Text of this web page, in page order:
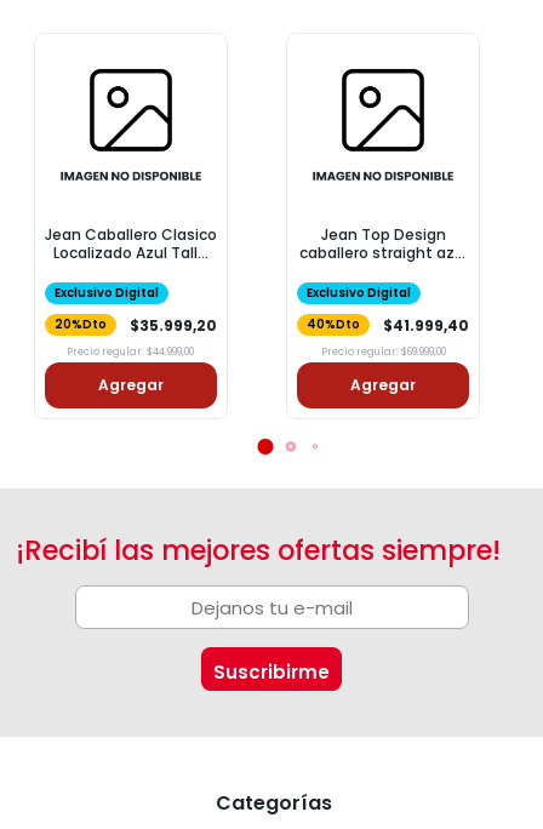
Jean Caballero Clasico
Localizado Azul Talle
Exclusivo Digital
20%Dto
$35.999,20
Precio regular: $44.999,00
Agregar
Jean Top Design
caballero straight azul
Exclusivo Digital
40%Dto
$41.999,40
Precio regular: $69.999,00
Agregar
¡Recibí las mejores ofertas siempre!
Categorías